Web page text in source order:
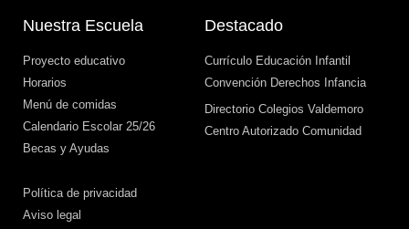
Nuestra Escuela
Proyecto educativo
Horarios
Menú de comidas
Calendario Escolar 25/26
Becas y Ayudas
Destacado
Currículo Educación Infantil
Convención Derechos Infancia
Directorio Colegios Valdemoro
Centro Autorizado Comunidad
Política de privacidad
Aviso legal